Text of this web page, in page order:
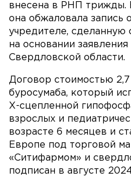
внесена в РНП трижды.
она обжаловала запись
учредителе,
на основании
Свердловской области.
Договор стоимостью
буросумаба, который
Х-сцепленной
взрослых и
возрасте 6 месяцев и
Европе под торговой
«Ситифармом» и
подписан в августе